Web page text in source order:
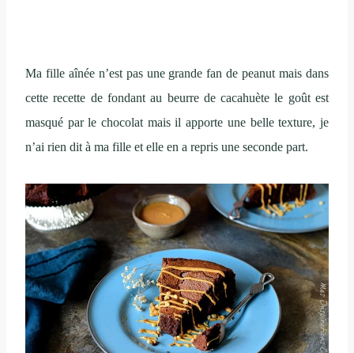
Ma fille aînée n’est pas une grande fan de peanut mais dans
cette recette de fondant au beurre de cacahuète le goût est
masqué par le chocolat mais il apporte une belle texture, je
n’ai rien dit à ma fille et elle en a repris une seconde part.